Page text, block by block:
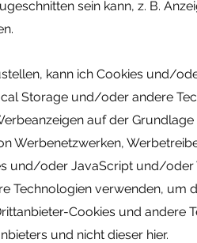
sein kann, z. B.
kann ich Cookies und/
Storage und/oder andere
auf der
Werbenetzwerken,
und/oder JavaScript und/oder
verwenden, um
Cookies und andere
und nicht dieser hier.